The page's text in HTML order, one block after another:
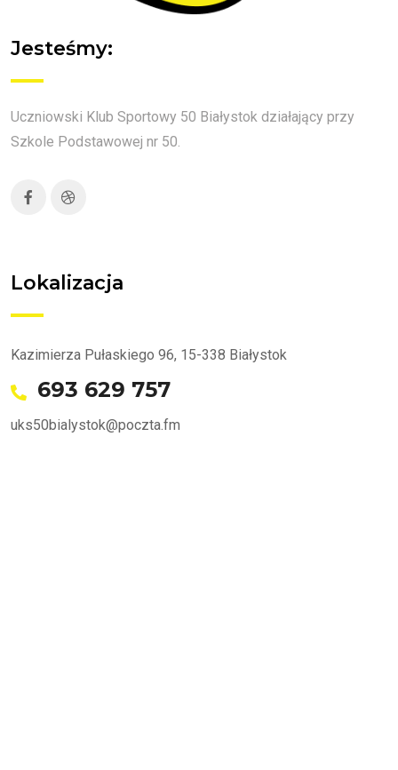
Jesteśmy:
Uczniowski Klub Sportowy 50 Białystok działający przy
Szkole Podstawowej nr 50.
Lokalizacja
Kazimierza Pułaskiego 96, 15-338 Białystok
693 629 757
uks50bialystok@poczta.fm